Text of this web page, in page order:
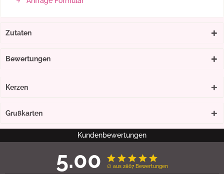
Zutaten
Bewertungen
Kerzen
Grußkarten
Kundenbewertungen
5.00 ∅ aus 2867 Bewertungen